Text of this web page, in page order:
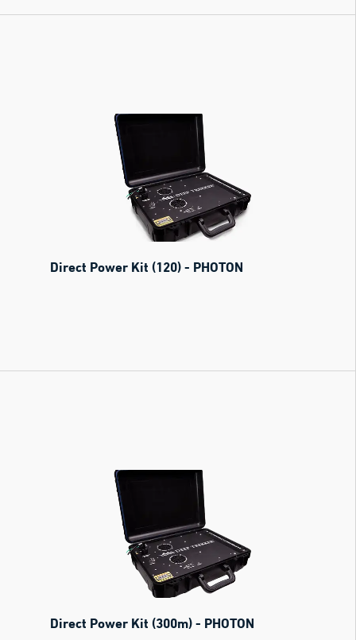
Direct Power Kit (120) - PHOTON
Direct Power Kit (300m) - PHOTON